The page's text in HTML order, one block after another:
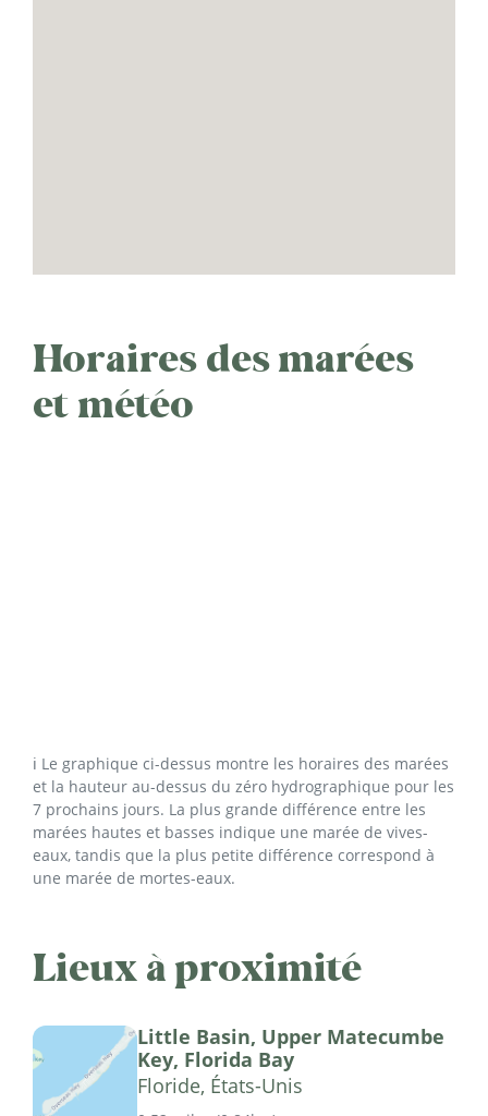
Horaires des marées
et météo
ℹ️ Le graphique ci-dessus montre les horaires des marées
et la hauteur au-dessus du zéro hydrographique pour les
7 prochains jours. La plus grande différence entre les
marées hautes et basses indique une marée de vives-
eaux, tandis que la plus petite différence correspond à
une marée de mortes-eaux.
Lieux à proximité
Little Basin, Upper Matecumbe
Key, Florida Bay
Floride, États-Unis